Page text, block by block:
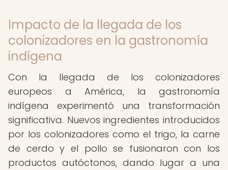
Impacto de la llegada de los
colonizadores en la gastronomía
indígena
Con la llegada de los colonizadores
europeos a América, la gastronomía
indígena experimentó una transformación
significativa. Nuevos ingredientes introducidos
por los colonizadores como el trigo, la carne
de cerdo y el pollo se fusionaron con los
productos autóctonos, dando lugar a una